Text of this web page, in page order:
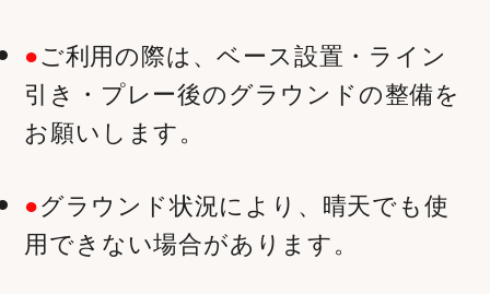
ご利用の際は、ベース設置・ライン
引き・プレー後のグラウンドの整備を
お願いします。
グラウンド状況により、晴天でも使
用できない場合があります。